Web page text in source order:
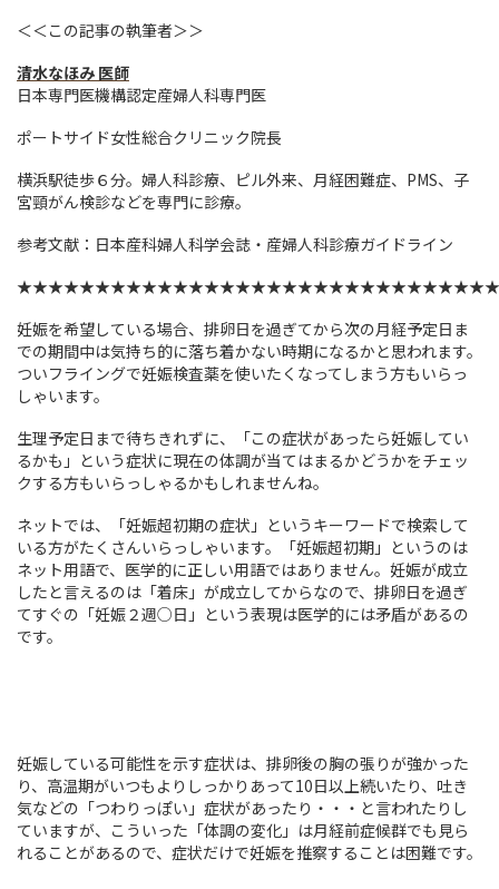
＜＜この記事の執筆者＞＞
清水なほみ 医師
日本専門医機構認定産婦人科専門医
ポートサイド女性総合クリニック院長
横浜駅徒歩６分。婦人科診療、ピル外来、月経困難症、PMS、子
宮頸がん検診などを専門に診療。
参考文献：日本産科婦人科学会誌・産婦人科診療ガイドライン
妊娠を希望している場合、排卵日を過ぎてから次の月経予定日ま
での期間中は気持ち的に落ち着かない時期になるかと思われます。
ついフライングで妊娠検査薬を使いたくなってしまう方もいらっ
しゃいます。
生理予定日まで待ちきれずに、「この症状があったら妊娠してい
るかも」という症状に現在の体調が当てはまるかどうかをチェッ
クする方もいらっしゃるかもしれませんね。
ネットでは、「妊娠超初期の症状」というキーワードで検索して
いる方がたくさんいらっしゃいます。「妊娠超初期」というのは
ネット用語で、医学的に正しい用語ではありません。妊娠が成立
したと言えるのは「着床」が成立してからなので、排卵日を過ぎ
てすぐの「妊娠２週○日」という表現は医学的には矛盾があるの
です。
妊娠している可能性を示す症状は、排卵後の胸の張りが強かった
り、高温期がいつもよりしっかりあって10日以上続いたり、吐き
気などの「つわりっぽい」症状があったり・・・と言われたりし
ていますが、こういった「体調の変化」は月経前症候群でも見ら
れることがあるので、症状だけで妊娠を推察することは困難です。